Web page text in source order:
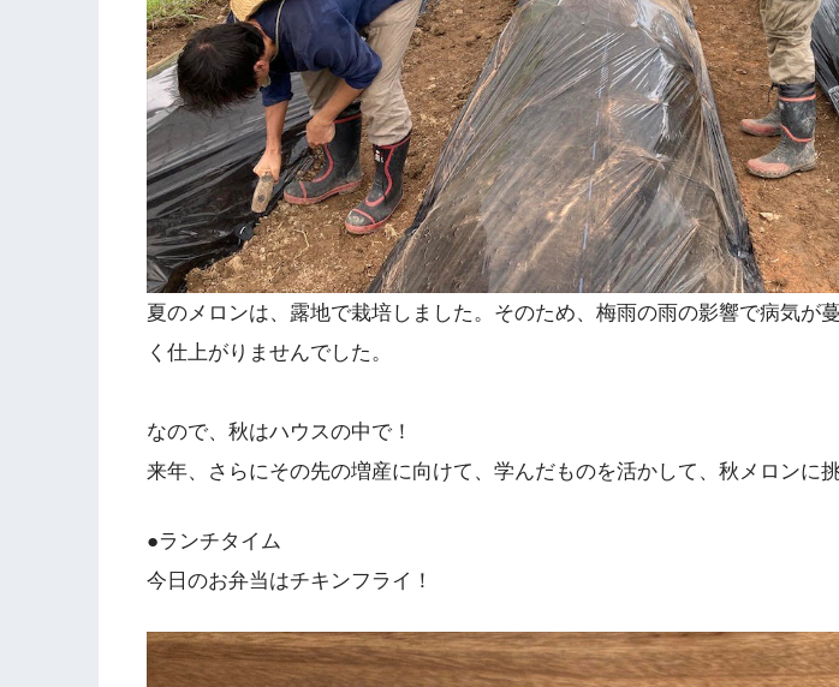
夏のメロンは、露地で栽培しました。そのため、梅雨の雨の影響で病気が
く仕上がりませんでした。
なので、秋はハウスの中で！
来年、さらにその先の増産に向けて、学んだものを活かして、秋メロンに挑
●ランチタイム
今日のお弁当はチキンフライ！